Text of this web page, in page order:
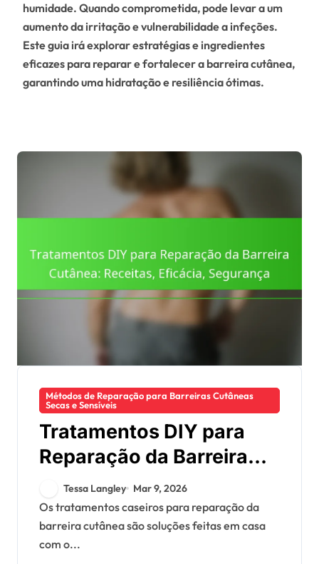
humidade. Quando comprometida, pode levar a um
aumento da irritação e vulnerabilidade a infeções.
Este guia irá explorar estratégias e ingredientes
eficazes para reparar e fortalecer a barreira cutânea,
garantindo uma hidratação e resiliência ótimas.
Métodos de Reparação para Barreiras Cutâneas
Secas e Sensíveis
Tratamentos DIY para
Reparação da Barreira
Cutânea: Receitas,
Eficácia, Segurança
Tessa Langley Mar 9, 2026
Os tratamentos caseiros para reparação da
barreira cutânea são soluções feitas em casa
com o...